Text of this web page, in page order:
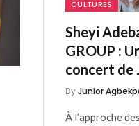
CULTURES
Sheyi
GROUP :
concert de
ByJunior
À l’approche